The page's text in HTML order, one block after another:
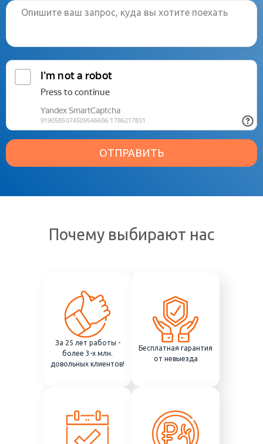
ОТПРАВИТЬ
Почему выбирают нас
За 25 лет работы -
более 3-х млн.
довольных клиентов!
Бесплатная гарантия
от невыезда